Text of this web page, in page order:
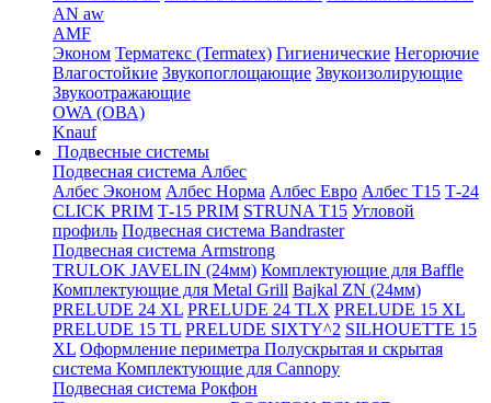
AN aw
AMF
Эконом Терматекс (Termatex) Гигиенические Негорючие
Влагостойкие Звукопоглощающие Звукоизолирующие
Звукоотражающие
OWA (ОВА)
Knauf
Подвесные системы
Подвесная система Албес
Албес Эконом Албес Норма Албес Евро Албес T15 Т-24
CLICK PRIM Т-15 PRIM STRUNA Т15 Угловой
профиль Подвесная система Bandraster
Подвесная система Armstrong
TRULOK JAVELIN (24мм) Комплектующие для Baffle
Комплектующие для Metal Grill Bajkal ZN (24мм)
PRELUDE 24 XL PRELUDE 24 TLX PRELUDE 15 XL
PRELUDE 15 TL PRELUDE SIXTY^2 SILHOUETTE 15
XL Оформление периметра Полускрытая и скрытая
система Комплектующие для Cannopy
Подвесная система Рокфон